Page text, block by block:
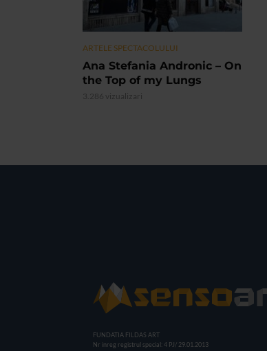
ARTELE SPECTACOLULUI
Ana Stefania Andronic – On
the Top of my Lungs
3.286 vizualizari
FUNDATIA FILDAS ART
Nr inreg registrul special: 4 PJ/ 29.01.2013